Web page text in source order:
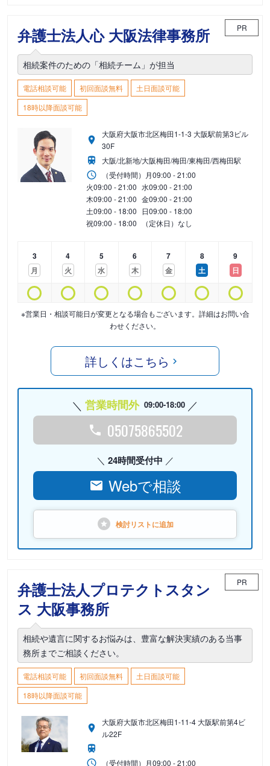
弁護士法人心 大阪法律事務所 PR
相続案件のための「相続チーム」が担当
電話相談可能 初回面談無料
土日面談可能
18時以降面談可能
大阪府大阪市北区梅田1-1-3 大阪駅前第3ビル
30F
大阪/北新地/大阪梅田/梅田/東梅田/西梅田駅
（受付時間） 月09:00 - 21:00
火09:00 - 21:00 水09:00 - 21:00
木09:00 - 21:00 金09:00 - 21:00
土09:00 - 18:00 日09:00 - 18:00
祝09:00 - 18:00 （定休日）なし
3
月
4
火
5
水
6
木
7
金
8
土
9
日
※営業日・相談可能日が変更となる場合もございます。詳細はお問い合
わせください。
詳しくはこちら
営業時間外 09:00-18:00
05075865502
24時間受付中
Webで相談
検討リストに追加
弁護士法人プロテクトスタン
ス 大阪事務所
PR
相続や遺言に関するお悩みは、豊富な解決実績のある当事
務所までご相談ください。
電話相談可能 初回面談無料
土日面談可能
18時以降面談可能
大阪府大阪市北区梅田1-11-4 大阪駅前第4ビ
ル22F
（受付時間） 月09:00 - 21:00